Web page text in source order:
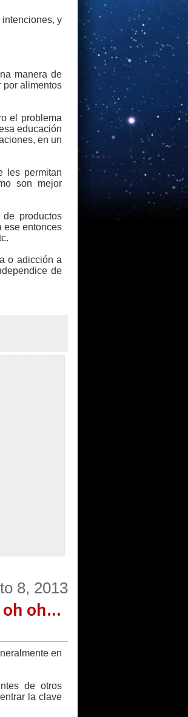
y
manera de
por alimentos
el problema
educación
en un
les permitan
son mejor
productos
ese entonces
o adicción a
de
8, 2013
oh...
en
de otros
la clave